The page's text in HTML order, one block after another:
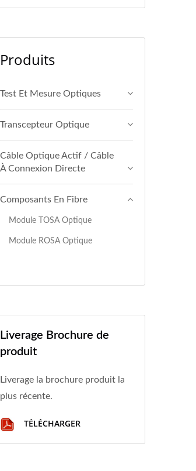
Produits
Test Et Mesure Optiques
Transcepteur Optique
Câble Optique Actif / Câble
À Connexion Directe
Composants En Fibre
Module TOSA Optique
Module ROSA Optique
Liverage Brochure de
produit
Liverage la brochure produit la
plus récente.
TÉLÉCHARGER